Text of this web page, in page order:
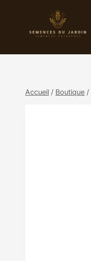
contenu
Accueil / Boutique /